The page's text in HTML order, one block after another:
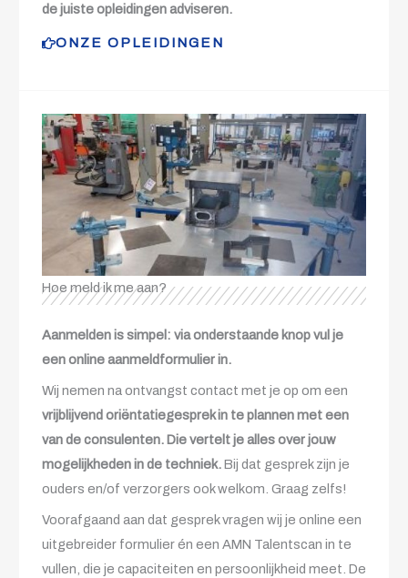
de juiste opleidingen adviseren.
ONZE OPLEIDINGEN
Hoe meld ik me aan?
Aanmelden is simpel: via onderstaande knop vul je
een online aanmeldformulier in.
Wij nemen na ontvangst contact met je op om een
vrijblijvend oriëntatiegesprek in te plannen met een
van de consulenten. Die vertelt je alles over jouw
mogelijkheden in de techniek.Bij dat gesprek zijn je
ouders en/of verzorgers ook welkom. Graag zelfs!
Voorafgaand aan dat gesprek vragen wij je online een
uitgebreider formulier én een AMN Talentscan in te
vullen, die je capaciteiten en persoonlijkheid meet. De